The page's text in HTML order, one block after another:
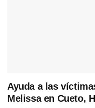
Ayuda a las
Melissa en Cueto,